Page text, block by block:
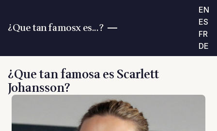
¿Que tan famosx es...?
EN
ES
FR
DE
¿Que tan famosa es Scarlett
Johansson?